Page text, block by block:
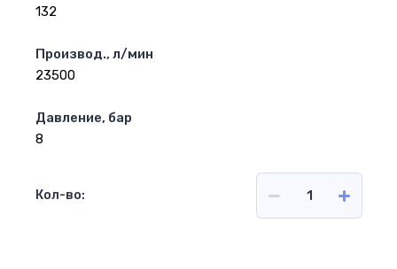
132
Производ., л/мин
23500
Давление, бар
8
Кол-во: